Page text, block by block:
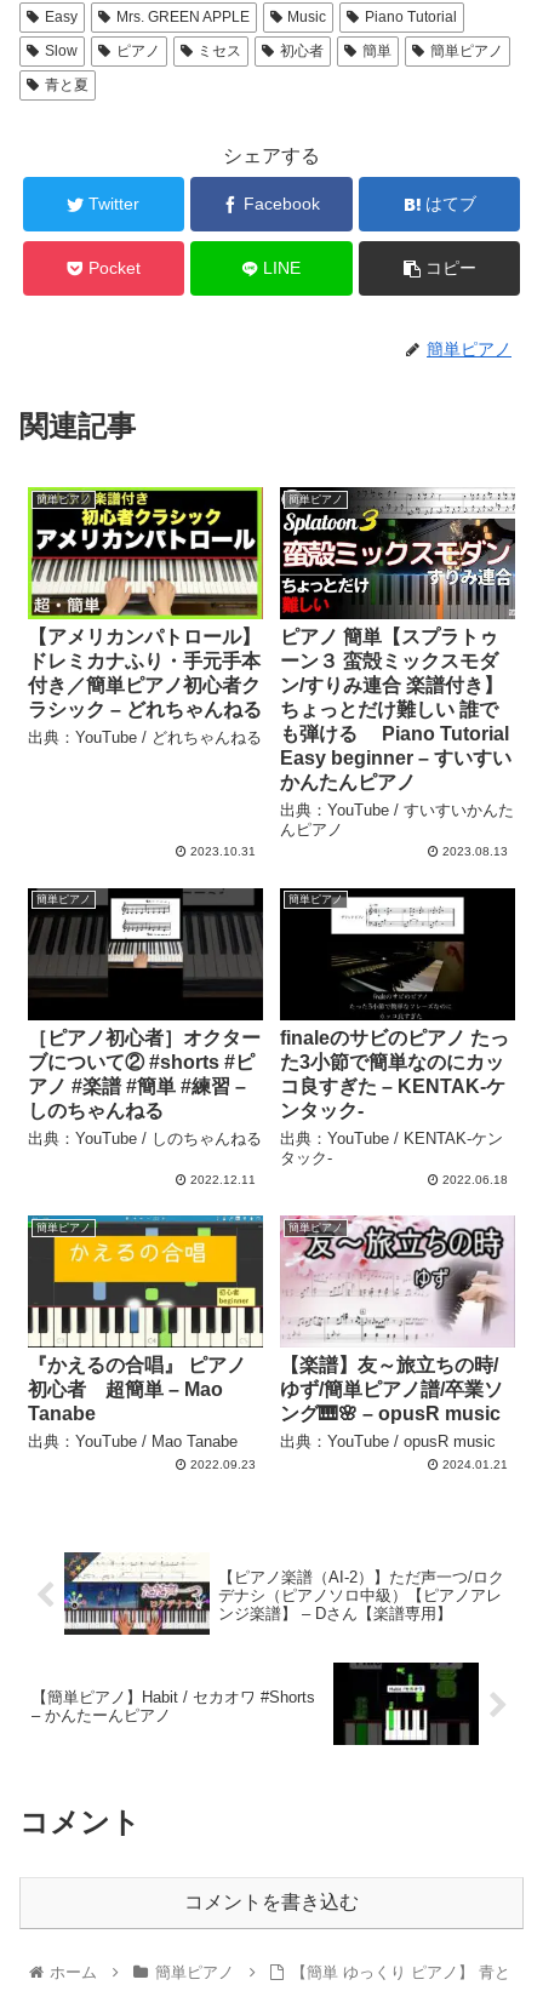
Easy Mrs. GREEN APPLE Music
Piano Tutorial
Slow
ピアノ ミセス 初心者 簡単
簡単ピアノ
青と夏
シェアする
Twitter Facebook はてブ
Pocket LINE コピー
簡単ピアノ
関連記事
簡単ピアノ
【アメリカンパトロール】
ドレミカナふり・手元手本
付き／簡単ピアノ初心者ク
ラシック – どれちゃんねる
出典：YouTube / どれちゃんねる
2023.10.31
簡単ピアノ
ピアノ 簡単【スプラトゥ
ーン３ 蛮殻ミックスモダ
ン/すりみ連合 楽譜付き】
ちょっとだけ難しい 誰で
も弾ける Piano Tutorial
Easy beginner – すいすい
かんたんピアノ
出典：YouTube / すいすいかんた
んピアノ
2023.08.13
簡単ピアノ
［ピアノ初心者］オクター
ブについて② #shorts #ピ
アノ #楽譜 #簡単 #練習 –
しのちゃんねる
出典：YouTube / しのちゃんねる
2022.12.11
簡単ピアノ
finaleのサビのピアノ たっ
た3小節で簡単なのにカッ
コ良すぎた – KENTAK-ケ
ンタック-
出典：YouTube / KENTAK-ケン
タック-
2022.06.18
簡単ピアノ
『かえるの合唱』 ピアノ
初心者 超簡単 – Mao
Tanabe
出典：YouTube / Mao Tanabe
2022.09.23
簡単ピアノ
【楽譜】友～旅立ちの時/
ゆず/簡単ピアノ譜/卒業ソ
ング🎹🌸 – opusR music
出典：YouTube / opusR music
2024.01.21
【ピアノ楽譜（AI-2）】ただ声一つ/ロク
デナシ（ピアノソロ中級）【ピアノアレ
ンジ楽譜】 – Dさん【楽譜専用】
【簡単ピアノ】Habit / セカオワ #Shorts
– かんたーんピアノ
コメント
コメントを書き込む
ホーム 簡単ピアノ 【簡単 ゆっくり ピアノ】 青と